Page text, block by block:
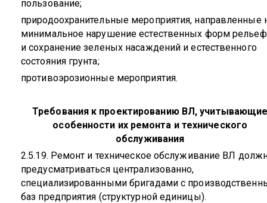
пользование;
природоохранительные мероприятия, направленные
минимальное нарушение естественных форм
и сохранение зеленых насаждений и естественного
состояния грунта;
противоэрозионные мероприятия.
Требования к проектированию ВЛ,
особенности их ремонта и технического
обслуживания
2.5.19. Ремонт и техническое обслуживание ВЛ
предусматриваться централизованно,
специализированными бригадами с
баз предприятия (структурной единицы).